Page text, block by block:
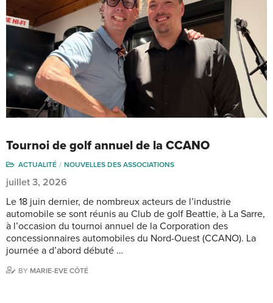
Tournoi de golf annuel de la CCANO
ACTUALITÉ NOUVELLES DES ASSOCIATIONS
juillet 3, 2026
Le 18 juin dernier, de nombreux acteurs de l’industrie
automobile se sont réunis au Club de golf Beattie, à La Sarre,
à l’occasion du tournoi annuel de la Corporation des
concessionnaires automobiles du Nord-Ouest (CCANO). La
journée a d’abord débuté …
BY MARIE-EVE CÔTÉ